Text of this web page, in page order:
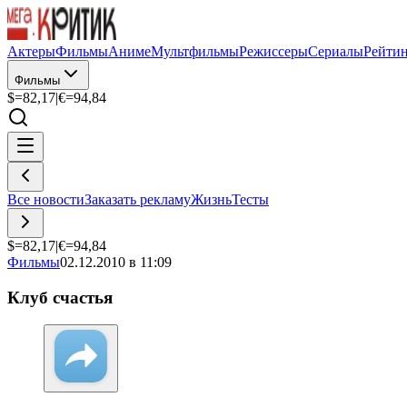
АктерыФильмыАнимеМультфильмыРежиссерыСериалы
Фильмы
$=82,17|€=94,84
Все новостиЗаказать рекламуЖизньТесты
$=82,17|€=94,84
Фильмы02.12.2010 в 11:09
Клуб счастья